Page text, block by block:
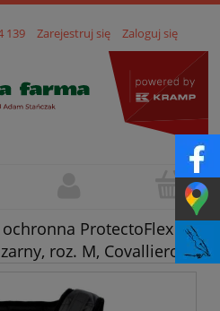
139 Zarejestruj się Zaloguj się
ProtectoFlex
roz. M, Covalliero